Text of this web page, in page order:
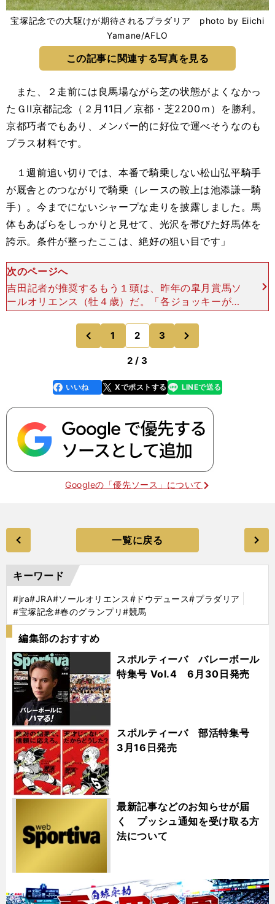
宝塚記念での大駆けが期待されるプラダリア photo by Eiichi
Yamane/AFLO
この記事に関連する写真を見る
また、２走前には良馬場ながら芝の状態がよくなかっ
たＧII京都記念（２月11日／京都・芝2200ｍ）を勝利。
京都巧者でもあり、メンバー的に好位で運べそうなのも
プラス材料です。
１週前追い切りでは、本番で騎乗しない松山弘平騎手
が厩舎とのつながりで騎乗（レースの鞍上は池添謙一騎
手）。今までにないシャープな走りを披露しました。馬
体もあばらをしっかりと見せて、光沢を帯びた好馬体を
誇示。条件が整ったここは、絶好の狙い目です」
次のページへ
吉田記者が推奨するもう１頭は、昨年の皐月賞馬ソ
ールオリエンス（牡４歳）だ。「各ジョッキーが差
し込みにくい馬場を意識して、有力馬のドウデュー
スやジャスティンパレス（牡５歳）などが早めに動
く展開になった場
前
のページへ
1 2 3
2 / 3
faceboo
k
いいね Xでポストする
line LINEで送る
Googleの「優先ソース」について
一覧に戻る
キーワード
#jra#JRA#ソールオリエンス#ドウデュース#プラダリア
#宝塚記念#春のグランプリ#競馬
編集部のおすすめ
スポルティーバ バレーボール
特集号 Vol.4 6月30日発売
スポルティーバ 部活特集号
3月16日発売
最新記事などのお知らせが届
く プッシュ通知を受け取る方
法について